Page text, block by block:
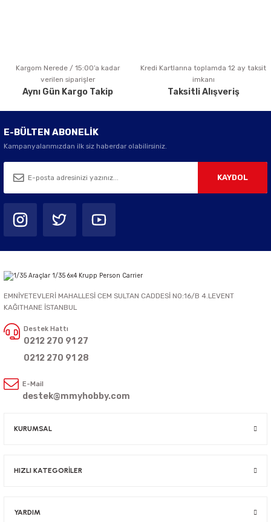
Gönder
Kargom Nerede / 15:00’a kadar
verilen siparişler
Aynı Gün Kargo Takip
Kredi Kartlarına toplamda 12 ay taksit
imkanı
Taksitli Alışveriş
E-BÜLTEN ABONELİK
Kampanyalarımızdan ilk siz haberdar olabilirsiniz.
KAYDOL
EMNİYETEVLERİ MAHALLESİ CEM SULTAN CADDESİ NO:16/B 4.LEVENT
KAĞITHANE İSTANBUL
Destek Hattı
0212 270 91 27
0212 270 91 28
E-Mail
destek@mmyhobby.com
KURUMSAL
HIZLI KATEGORİLER
YARDIM